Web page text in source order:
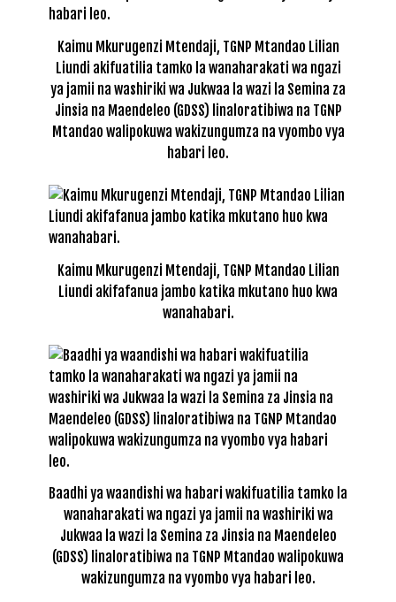
Kaimu Mkurugenzi Mtendaji, TGNP Mtandao Lilian
Liundi akifuatilia tamko la wanaharakati wa ngazi
ya jamii na washiriki wa Jukwaa la wazi la Semina za
Jinsia na Maendeleo (GDSS) linaloratibiwa na TGNP
Mtandao walipokuwa wakizungumza na vyombo vya
habari leo.
Kaimu Mkurugenzi Mtendaji, TGNP Mtandao Lilian
Liundi akifafanua jambo katika mkutano huo kwa
wanahabari.
Baadhi ya waandishi wa habari wakifuatilia tamko la
wanaharakati wa ngazi ya jamii na washiriki wa
Jukwaa la wazi la Semina za Jinsia na Maendeleo
(GDSS) linaloratibiwa na TGNP Mtandao walipokuwa
wakizungumza na vyombo vya habari leo.